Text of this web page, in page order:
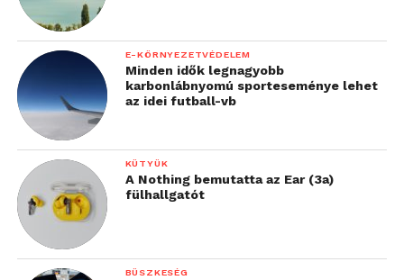
E-KÖRNYEZETVÉDELEM
Minden idők legnagyobb
karbonlábnyomú sporteseménye lehet
az idei futball-vb
KÜTYÜK
A Nothing bemutatta az Ear (3a)
fülhallgatót
BÜSZKESÉG